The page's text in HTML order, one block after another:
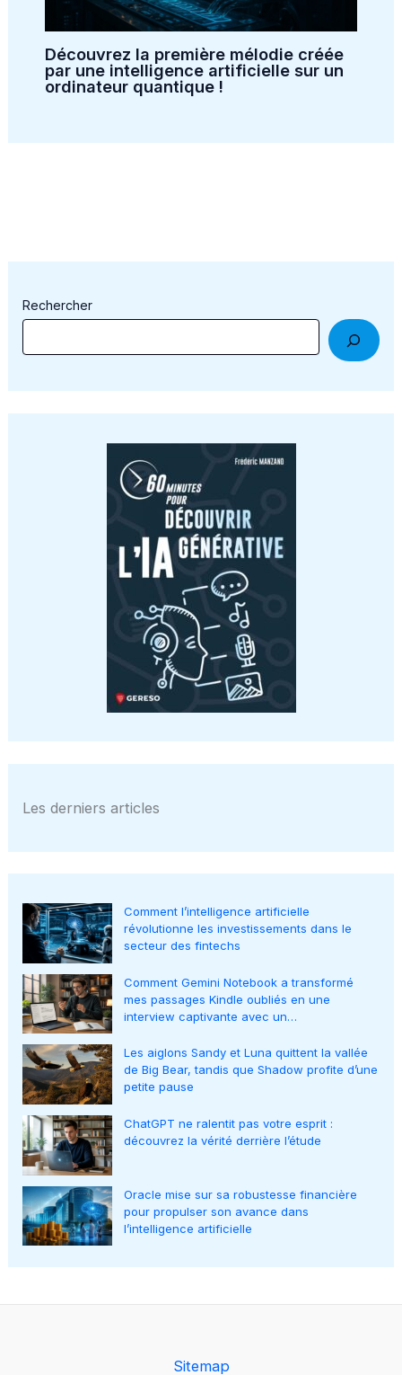
Découvrez la première mélodie créée
par une intelligence artificielle sur un
ordinateur quantique !
Rechercher
Les derniers articles
Comment l’intelligence artificielle
révolutionne les investissements dans le
secteur des fintechs
Comment Gemini Notebook a transformé
mes passages Kindle oubliés en une
interview captivante avec un…
Les aiglons Sandy et Luna quittent la vallée
de Big Bear, tandis que Shadow profite d’une
petite pause
ChatGPT ne ralentit pas votre esprit :
découvrez la vérité derrière l’étude
Oracle mise sur sa robustesse financière
pour propulser son avance dans
l’intelligence artificielle
Sitemap